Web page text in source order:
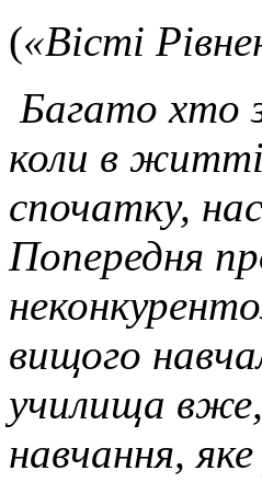
(«Вісті
Багато хто
коли в
спочатку,
Попередня
вищого
училища вже,
навчання,